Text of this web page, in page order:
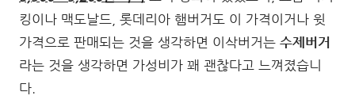
킹이나 맥도날드, 롯데리아 햄버거도 이 가격이거나 윗
가격으로 판매되는 것을 생각하면 이삭버거는 수제버거
라는 것을 생각하면 가성비가 꽤 괜찮다고 느껴졌습니
다.